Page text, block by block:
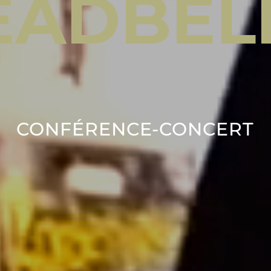
ADBEL
CONFÉRENCE-CONCERT